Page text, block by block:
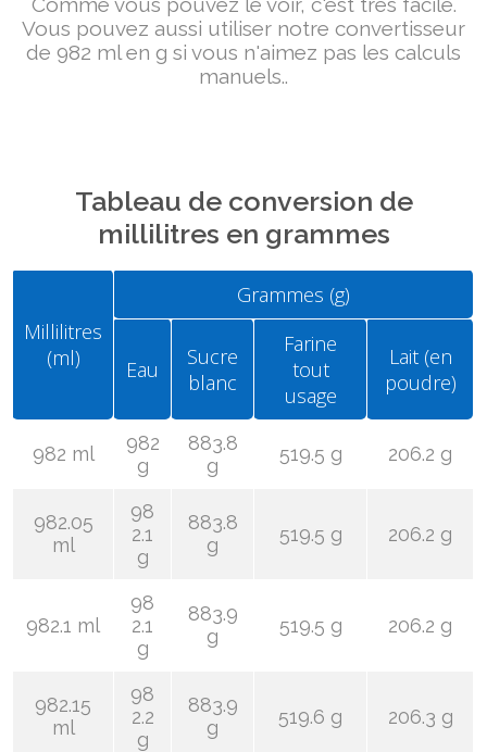
Vous pouvez aussi utiliser notre convertisseur
de 982 ml en g si vous n'aimez pas les calculs
manuels..
Tableau de conversion de
millilitres en grammes
Millilitres
(ml)
Grammes (g)
Eau
Sucre
blanc
Farine
tout
usage
Lait (en
poudre)
982 ml
982
g
883.8
g
519.5 g 206.2 g
982.05
ml
98
2.1
g
883.8
g
519.5 g 206.2 g
982.1 ml
98
2.1
g
883.9
g
519.5 g 206.2 g
982.15
ml
98
2.2
g
883.9
g
519.6 g 206.3 g